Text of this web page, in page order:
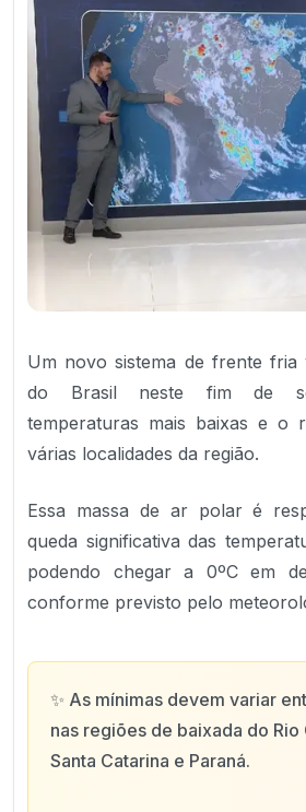
Um novo sistema de frente fria
do Brasil neste fim de
temperaturas mais baixas e o
várias localidades da região.
Essa massa de ar polar é
queda significativa das
podendo chegar a 0ºC em
conforme previsto pelo
✨ As mínimas devem variar
nas regiões de baixada do Rio
Santa Catarina e Paraná.